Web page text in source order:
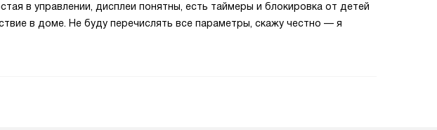
в управлении, дисплеи понятны, есть таймеры и блокировка от детей
в доме. Не буду перечислять все параметры, скажу честно — я